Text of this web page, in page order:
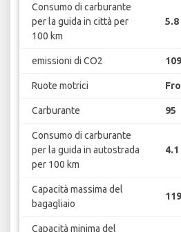
Consumo di carburante
per la guida in città per
100 km
5.8
emissioni di CO2
Ruote motrici
Carburante 95
Consumo di carburante
per la guida in autostrada
per 100 km
4.1
Capacità massima del
bagagliaio
Capacità minima del